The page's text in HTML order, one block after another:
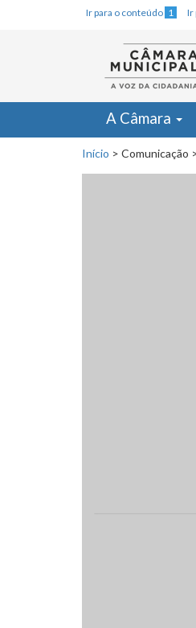
Ir para o conteúdo 1 Ir
A Câmara
Início > Comunicação